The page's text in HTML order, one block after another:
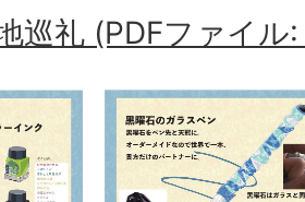
巡礼 (PDFファイル